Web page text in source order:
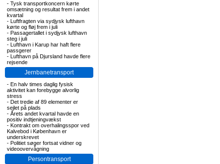
- Tysk transportkoncern kørte
omsætning og resultat frem i andet
kvartal
- Luftfragten via sydjysk lufthavn
kørte og fløj frem i juli
- Passagertallet i sydjysk lufthavn
steg i juli
- Lufthavn i Karup har haft flere
passgerer
- Lufthavn på Djursland havde flere
rejsende
Jernbanetransport
- En halv times daglig fysisk
aktivitet kan forebygge alvorlig
stress
- Det tredie af 89 elementer er
sejlet på plads
- Årets andet kvartal havde en
positiv indtjeningvækst
- Kontrakt om overhalingsspor ved
Kalvebod i København er
underskrevet
- Politiet søger fortsat vidner og
videoovervågning
Persontransport